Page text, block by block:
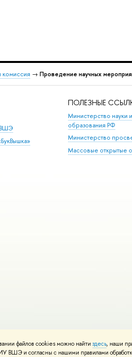
файлов cookies можно найти здесь, наши
ВШЭ и согласны с нашими правилами
комиссия → Проведение научных
ВШЭ
ПОЛЕЗНЫЕ
Министерство науки
образования РФ
Министерство
Массовые открытые